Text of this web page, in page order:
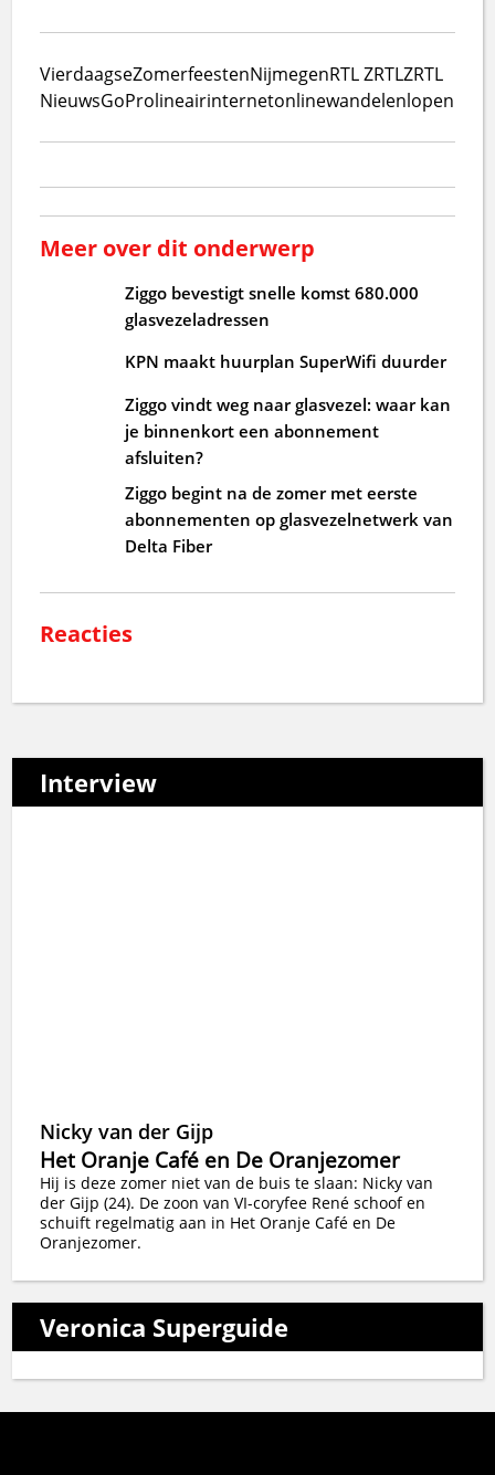
VierdaagseZomerfeestenNijmegenRTL ZRTLZRTL
NieuwsGoProlineairinternetonlinewandelenlopen
Meer over dit onderwerp
Ziggo bevestigt snelle komst 680.000
glasvezeladressen
KPN maakt huurplan SuperWifi duurder
Ziggo vindt weg naar glasvezel: waar kan
je binnenkort een abonnement
afsluiten?
Ziggo begint na de zomer met eerste
abonnementen op glasvezelnetwerk van
Delta Fiber
Reacties
Interview
Nicky van der Gijp
Het Oranje Café en De Oranjezomer
Hij is deze zomer niet van de buis te slaan: Nicky van
der Gijp (24). De zoon van VI-coryfee René schoof en
schuift regelmatig aan in Het Oranje Café en De
Oranjezomer.
Veronica Superguide